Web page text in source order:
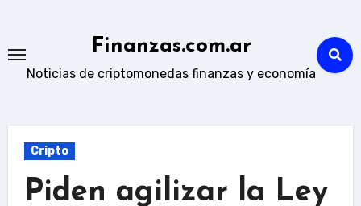
content
Finanzas.com.ar
Noticias de criptomonedas finanzas y economía
Cripto
Piden agilizar la Ley